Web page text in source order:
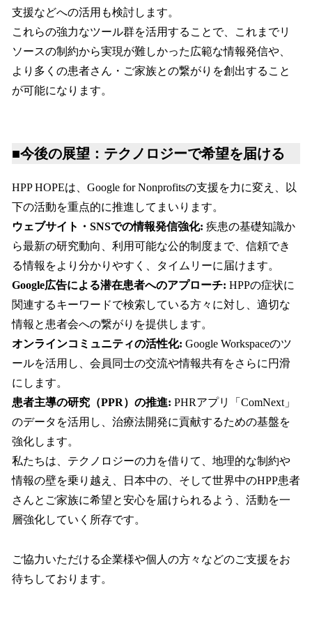
支援などへの活用も検討します。
これらの強力なツール群を活用することで、これまでリ
ソースの制約から実現が難しかった広範な情報発信や、
より多くの患者さん・ご家族との繋がりを創出すること
が可能になります。
■今後の展望：テクノロジーで希望を届ける
HPP HOPEは、Google for Nonprofitsの支援を力に変え、以
下の活動を重点的に推進してまいります。
ウェブサイト・SNSでの情報発信強化: 疾患の基礎知識か
ら最新の研究動向、利用可能な公的制度まで、信頼でき
る情報をより分かりやすく、タイムリーに届けます。
Google広告による潜在患者へのアプローチ: HPPの症状に
関連するキーワードで検索している方々に対し、適切な
情報と患者会への繋がりを提供します。
オンラインコミュニティの活性化: Google Workspaceのツ
ールを活用し、会員同士の交流や情報共有をさらに円滑
にします。
患者主導の研究（PPR）の推進: PHRアプリ「ComNext」
のデータを活用し、治療法開発に貢献するための基盤を
強化します。
私たちは、テクノロジーの力を借りて、地理的な制約や
情報の壁を乗り越え、日本中の、そして世界中のHPP患者
さんとご家族に希望と安心を届けられるよう、活動を一
層強化していく所存です。
ご協力いただける企業様や個人の方々などのご支援をお
待ちしております。